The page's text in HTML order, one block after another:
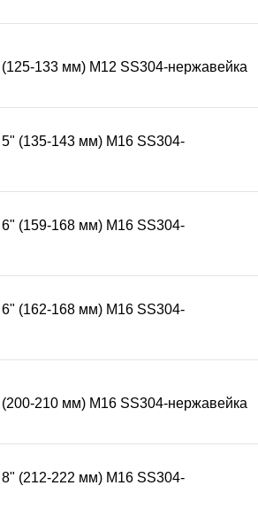
на предварительно
стали, вы получаете
сталь AISI 304 гарантирует
интенсивной вибрации.
установок и
SS304, нержавеющий хомут для
(125-133 мм) М12 SS304-нержавейка
5" (135-143 мм) М16 SS304-
6" (159-168 мм) М16 SS304-
6" (162-168 мм) М16 SS304-
(200-210 мм) М16 SS304-нержавейка
8" (212-222 мм) М16 SS304-